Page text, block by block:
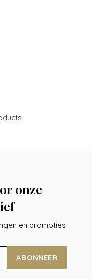
onze
en promoties
ABONNEER